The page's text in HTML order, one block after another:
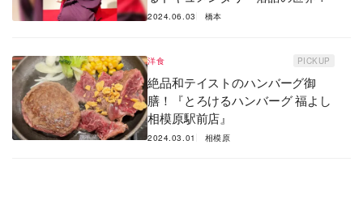
2024.06.03 橋本
洋食 PICKUP
絶品和テイストのハンバーグ御
膳！『とろけるハンバーグ 福よし
相模原駅前店』
2024.03.01 相模原